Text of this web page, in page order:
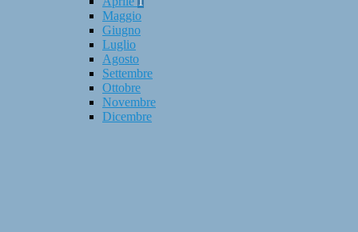
Maggio
Giugno
Luglio
Agosto
Settembre
Ottobre
Novembre
Dicembre